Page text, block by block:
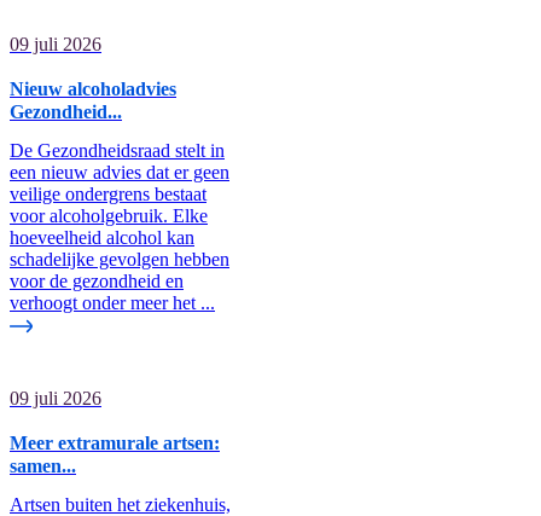
09 juli 2026
Nieuw alcoholadvies
Gezondheid...
De Gezondheidsraad stelt in
een nieuw advies dat er geen
veilige ondergrens bestaat
voor alcoholgebruik. Elke
hoeveelheid alcohol kan
schadelijke gevolgen hebben
voor de gezondheid en
verhoogt onder meer het ...
09 juli 2026
Meer extramurale artsen:
samen...
Artsen buiten het ziekenhuis,